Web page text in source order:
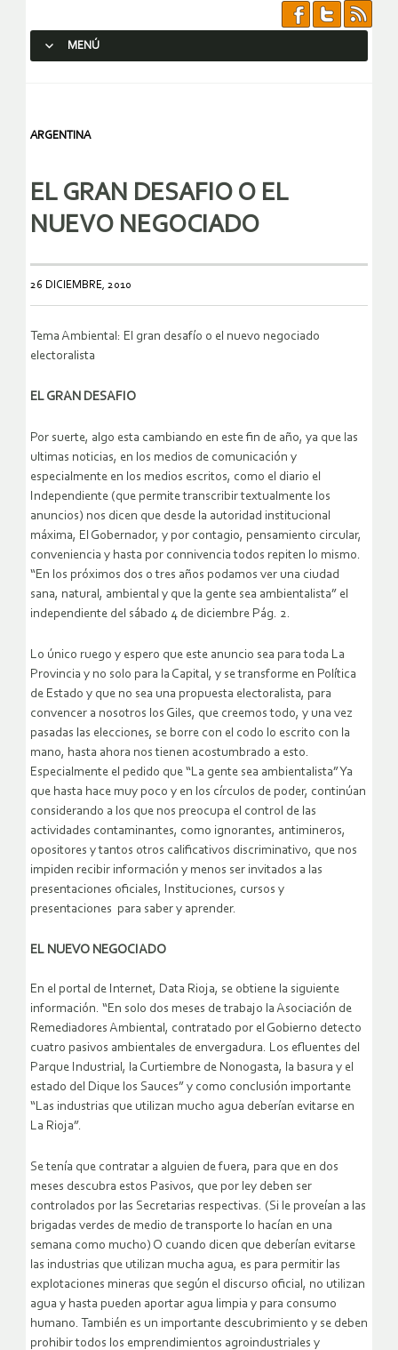
MENÚ
ARGENTINA
EL GRAN DESAFIO O EL
NUEVO NEGOCIADO
26 DICIEMBRE, 2010
Tema Ambiental: El gran desafío o el nuevo negociado
electoralista
EL GRAN DESAFIO
Por suerte, algo esta cambiando en este fin de año, ya que las
ultimas noticias, en los medios de comunicación y
especialmente en los medios escritos, como el diario el
Independiente (que permite transcribir textualmente los
anuncios) nos dicen que desde la autoridad institucional
máxima, El Gobernador, y por contagio, pensamiento circular,
conveniencia y hasta por connivencia todos repiten lo mismo.
“En los próximos dos o tres años podamos ver una ciudad
sana, natural, ambiental y que la gente sea ambientalista” el
independiente del sábado 4 de diciembre Pág. 2.
Lo único ruego y espero que este anuncio sea para toda La
Provincia y no solo para la Capital, y se transforme en Política
de Estado y que no sea una propuesta electoralista, para
convencer a nosotros los Giles, que creemos todo, y una vez
pasadas las elecciones, se borre con el codo lo escrito con la
mano, hasta ahora nos tienen acostumbrado a esto.
Especialmente el pedido que “La gente sea ambientalista” Ya
que hasta hace muy poco y en los círculos de poder, continúan
considerando a los que nos preocupa el control de las
actividades contaminantes, como ignorantes, antimineros,
opositores y tantos otros calificativos discriminativo, que nos
impiden recibir información y menos ser invitados a las
presentaciones oficiales, Instituciones, cursos y
presentaciones para saber y aprender.
EL NUEVO NEGOCIADO
En el portal de Internet, Data Rioja, se obtiene la siguiente
información. “En solo dos meses de trabajo la Asociación de
Remediadores Ambiental, contratado por el Gobierno detecto
cuatro pasivos ambientales de envergadura. Los efluentes del
Parque Industrial, la Curtiembre de Nonogasta, la basura y el
estado del Dique los Sauces” y como conclusión importante
“Las industrias que utilizan mucho agua deberían evitarse en
La Rioja”.
Se tenía que contratar a alguien de fuera, para que en dos
meses descubra estos Pasivos, que por ley deben ser
controlados por las Secretarias respectivas. (Si le proveían a las
brigadas verdes de medio de transporte lo hacían en una
semana como mucho) O cuando dicen que deberían evitarse
las industrias que utilizan mucha agua, es para permitir las
explotaciones mineras que según el discurso oficial, no utilizan
agua y hasta pueden aportar agua limpia y para consumo
humano. También es un importante descubrimiento y se deben
prohibir todos los emprendimientos agroindustriales y